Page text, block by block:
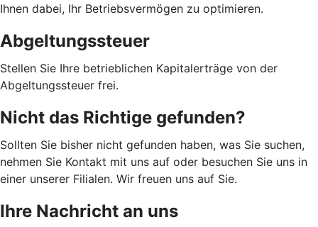
Ihnen dabei, Ihr Betriebsvermögen zu optimieren.
Abgeltungssteuer
Stellen Sie Ihre betrieblichen Kapitalerträge von der
Abgeltungssteuer frei.
Nicht das Richtige gefunden?
Sollten Sie bisher nicht gefunden haben, was Sie suchen,
nehmen Sie Kontakt mit uns auf oder besuchen Sie uns in
einer unserer Filialen. Wir freuen uns auf Sie.
Ihre Nachricht an uns